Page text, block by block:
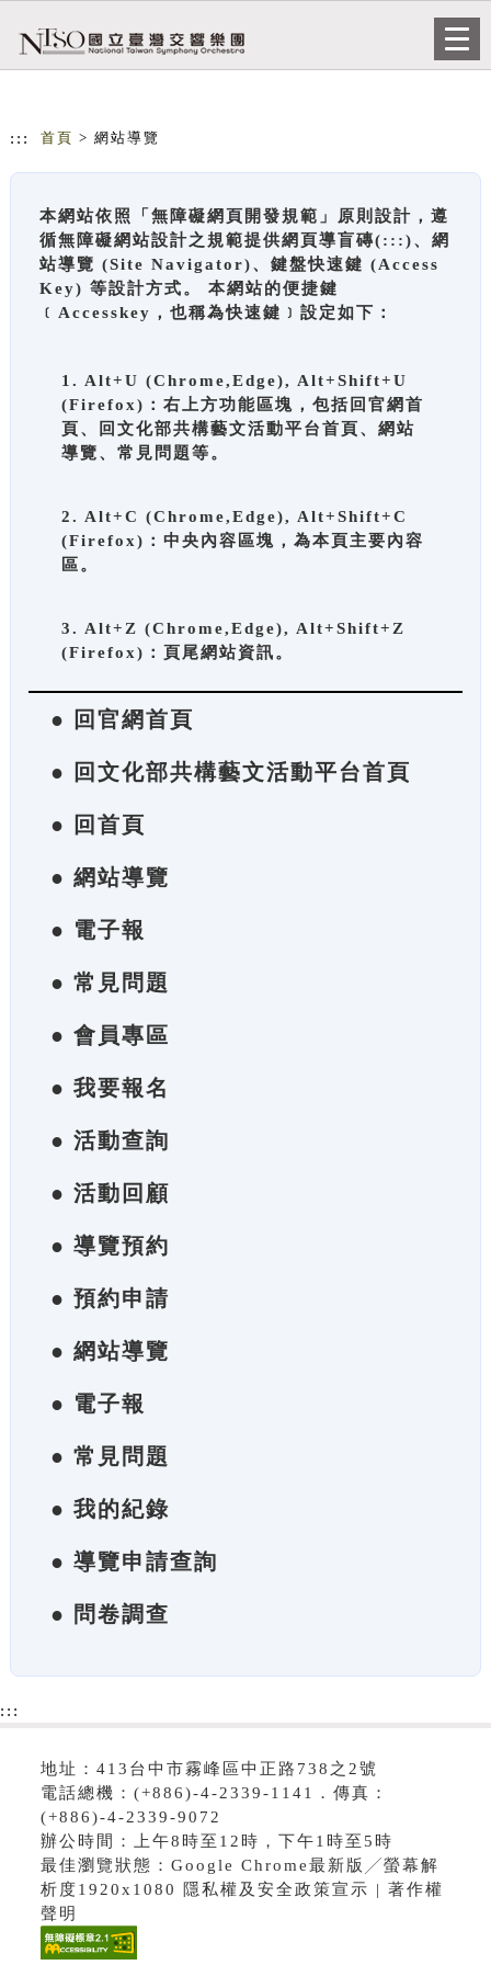
::: 首頁 > 網站導覽
本網站依照「無障礙網頁開發規範」原則設計，遵
循無障礙網站設計之規範提供網頁導盲磚(:::)、網
站導覽 (Site Navigator)、鍵盤快速鍵 (Access
Key) 等設計方式。 本網站的便捷鍵
﹝Accesskey，也稱為快速鍵﹞設定如下：
1. Alt+U (Chrome,Edge), Alt+Shift+U
(Firefox)：右上方功能區塊，包括回官網首
頁、回文化部共構藝文活動平台首頁、網站
導覽、常見問題等。
2. Alt+C (Chrome,Edge), Alt+Shift+C
(Firefox)：中央內容區塊，為本頁主要內容
區。
3. Alt+Z (Chrome,Edge), Alt+Shift+Z
(Firefox)：頁尾網站資訊。
● 回官網首頁
● 回文化部共構藝文活動平台首頁
● 回首頁
● 網站導覽
● 電子報
● 常見問題
● 會員專區
● 我要報名
● 活動查詢
● 活動回顧
● 導覽預約
● 預約申請
● 網站導覽
● 電子報
● 常見問題
● 我的紀錄
● 導覽申請查詢
● 問卷調查
:::
地址：413台中市霧峰區中正路738之2號
電話總機：(+886)-4-2339-1141．傳真：
(+886)-4-2339-9072
辦公時間：上午8時至12時，下午1時至5時
最佳瀏覽狀態：Google Chrome最新版╱螢幕解
析度1920x1080 隱私權及安全政策宣示 | 著作權
聲明